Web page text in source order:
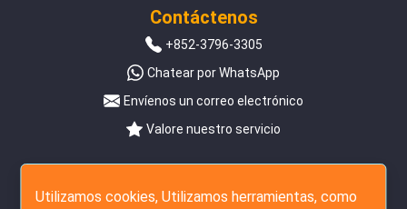
Contáctenos
+852-3796-3305
Chatear por WhatsApp
Envíenos un correo electrónico
Valore nuestro servicio
Síguenos
Utilizamos cookies, Utilizamos herramientas, como